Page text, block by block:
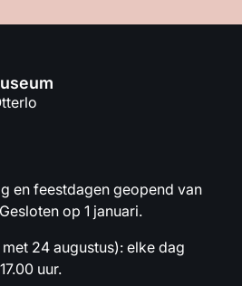
en feestdagen geopend van
op 1 januari.
24 augustus): elke dag
uur.